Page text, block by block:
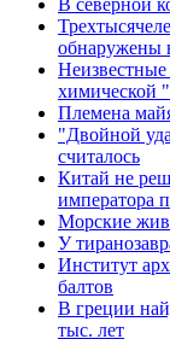
В северной
обнаружены
химической
Племена
"Двойной
считалось
Китай не
императора
Морские
У
Институт
балтов
В греции
тыс. лет